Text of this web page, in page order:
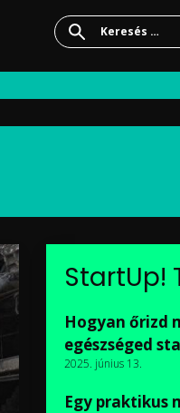
StartUp!
Hogyan őrizd
egészséged
2025. június 13.
Egy praktikus